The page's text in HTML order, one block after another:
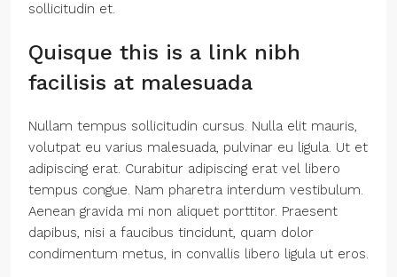
sollicitudin et.
Quisque this is a link nibh
facilisis at malesuada
Nullam tempus sollicitudin cursus. Nulla elit mauris,
volutpat eu varius malesuada, pulvinar eu ligula. Ut et
adipiscing erat. Curabitur adipiscing erat vel libero
tempus congue. Nam pharetra interdum vestibulum.
Aenean gravida mi non aliquet porttitor. Praesent
dapibus, nisi a faucibus tincidunt, quam dolor
condimentum metus, in convallis libero ligula ut eros.